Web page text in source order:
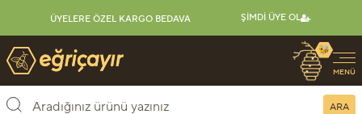
ÜYELERE ÖZEL KARGO BEDAVA ŞIMDI ÜYE OL
Eğriçayır Organik Arı Ürünleri 🐝
MENÜ
ARA